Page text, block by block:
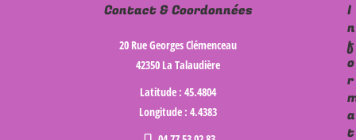
20 Rue Georges Clémenceau
42350 La Talaudière
Latitude : 45.4804
Longitude : 4.4383
Contact & Coordonnées
I
n
f
o
r
a
t